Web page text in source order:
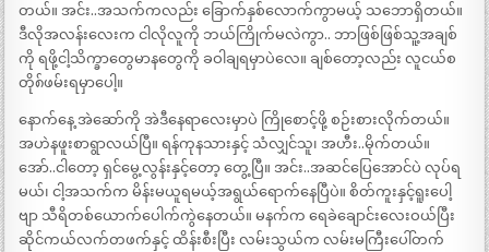
တယ်။ အင်း..အသက်ကလည်း ခြောက်နှစ်လောက်ကွာမယ့် သဘောရှိတယ်။
ဒီလိုအလန်းလေးက ငါလိုလူကို ဘယ်ကြိုက်မလဲကွာ.. ဘာဖြစ်ဖြစ်သူ့အချစ်
ကို ရဖို့ငါ့သိက္ခာတွေမာနတွေကို ခဝါချရမှာပဲလေ။ ချစ်တော့လည်း လူငယ်စ
တို၈်ဖမ်းရမှာပေါ့။
နောက်နေ့ အဲဆော်ကို အဲဒီနေရာလေးမှာပဲ ကြိုစောင့်ဖို့ စဉ်းစားလိုက်တယ်။
အဟဲနဖူးစာရွာလယ်ပြီ။ ရန်ကုနသားနှင့် သံလျှင်သူ၊ အဟီး..မိုက်တယ်။
အော်..ငါတော့ ရှင်မွေ့လွန်းနှင့်တော့ တွေ့ပြီ။ အင်း..အဆင်ပြေအောင်ပဲ လုပ်ရ
မယ်၊ ငါ့အသက်က မိန်းမယူရမယ့်အရွယ်ရောက်နေပြီပဲ။ စိတ်ကူးနှင့်ရူးပေါ့
ဗျာ သီရိတစ်ယောက်ပေါက်ကွဲနေတယ်။ မနက်က ရေခဲချောင်းလေးဝယ်ပြီး
ဆိုင်ကယ်လက်တဖက်နှင့် ထိန်းစီးပြီး လမ်းသွယ်က လမ်းမကြီးပေါ်တက်